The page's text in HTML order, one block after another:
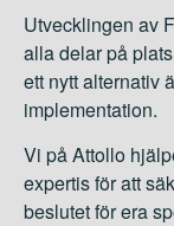
Utvecklingen av
alla delar på
ett nytt alternativ
implementation.
Vi på Attollo
expertis för att
beslutet för era